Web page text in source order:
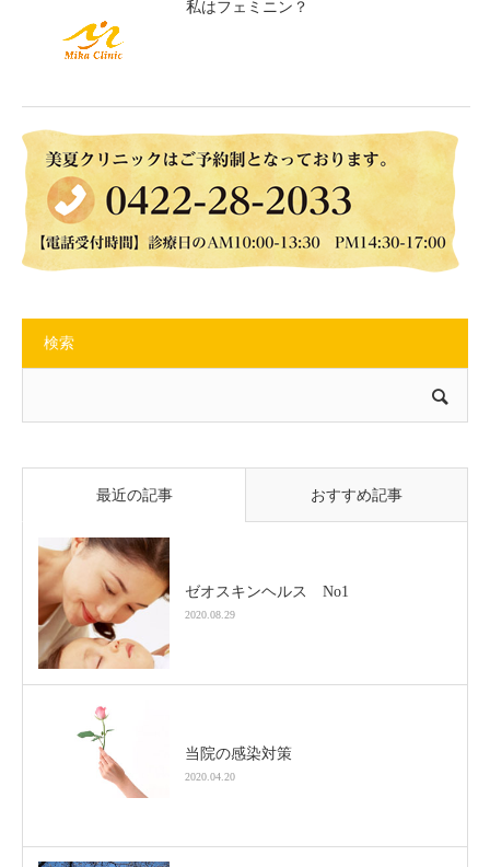
私はフェミニン？
検索
最近の記事 おすすめ記事
ゼオスキンヘルス No1
2020.08.29
当院の感染対策
2020.04.20